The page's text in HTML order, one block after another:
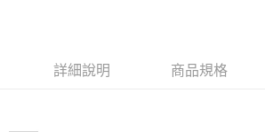
宅配到府詳細說明 商品規格